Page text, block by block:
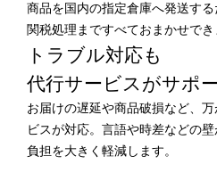
商品を国内の指定倉庫へ発送す
関税処理まですべておまかせでき
トラブル対応も
代行サービスがサポ
お届けの遅延や商品破損など、
ビスが対応。言語や時差などの
負担を大きく軽減します。